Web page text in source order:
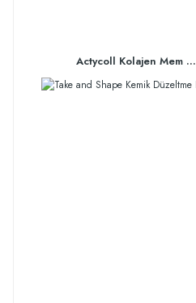
Actycoll Kolajen Mem ...